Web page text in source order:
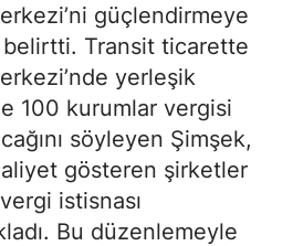
güçlendirmeye
Transit ticarette
yerleşik
100 kurumlar vergisi
söyleyen Şimşek,
gösteren şirketler
istisnası
Bu düzenlemeyle